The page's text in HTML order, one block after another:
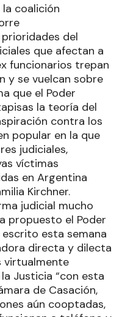
coalición
del
que afectan a
funcionarios trepan
y se vuelcan sobre
que el Poder
la teoría del
contra los
popular en la que
judiciales,
víctimas
en Argentina
Kirchner.
judicial mucho
propuesto el Poder
esta semana
directa y dilecta
virtualmente
Justicia “con esta
de Casación,
aún cooptadas,